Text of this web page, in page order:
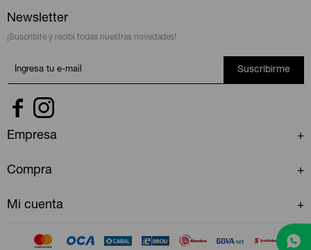
Newsletter
¡Suscribite y recibí todas nuestras novedades!
Suscribirme
 
Empresa
Compra
Mi cuenta